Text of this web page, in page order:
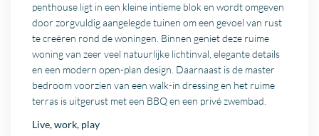
penthouse ligt in een kleine intieme blok en wordt omgeven
door zorgvuldig aangelegde tuinen om een gevoel van rust
te creëren rond de woningen. Binnen geniet deze ruime
woning van zeer veel natuurlijke lichtinval, elegante details
en een modern open-plan design. Daarnaast is de master
bedroom voorzien van een walk-in dressing en het ruime
terras is uitgerust met een BBQ en een privé zwembad.
Live, work, play